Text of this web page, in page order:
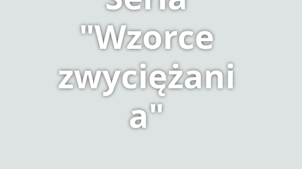
"Wzorce
zwyciężani
a"